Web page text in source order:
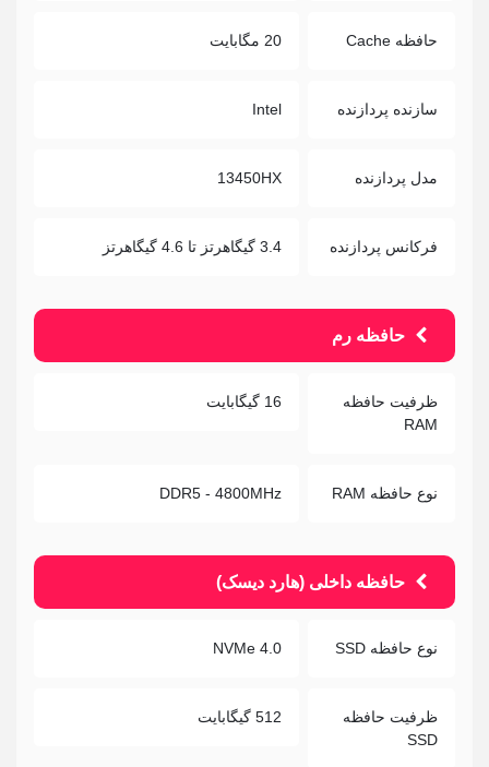
حافظه Cache 20 مگابایت
سازنده پردازنده Intel
مدل پردازنده 13450HX
فرکانس پردازنده 3.4 گیگاهرتز تا 4.6 گیگاهرتز
حافظه رم
ظرفیت حافظه
RAM
16 گیگابایت
نوع حافظه RAM DDR5 - 4800MHz
حافظه داخلی (هارد دیسک)
نوع حافظه SSD NVMe 4.0
ظرفیت حافظه
SSD
512 گیگابایت